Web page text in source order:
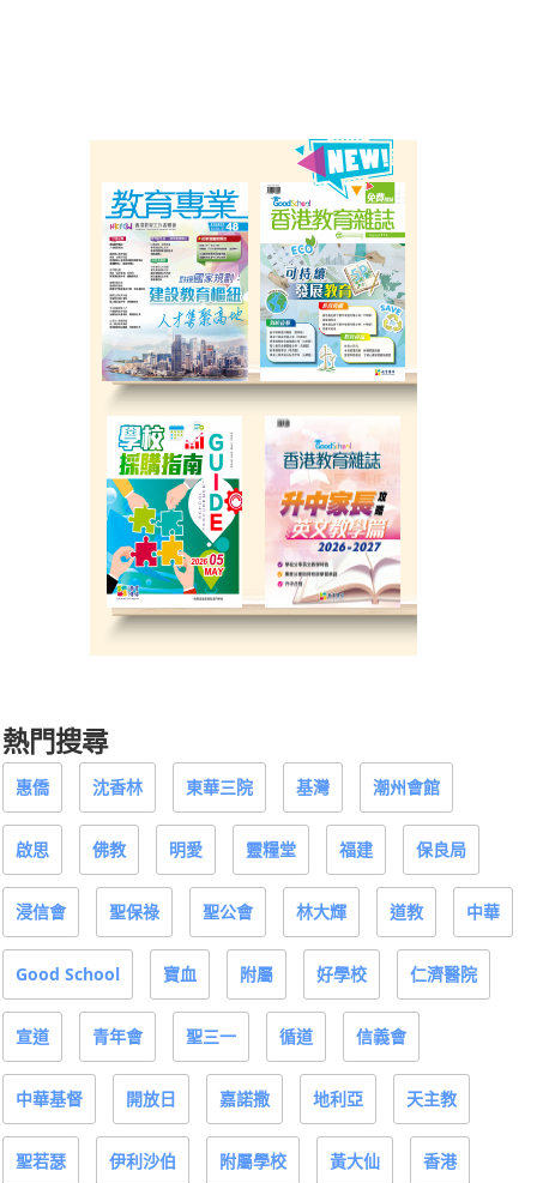
熱門搜尋
惠僑 沈香林 東華三院 基灣 潮州會館
啟思 佛教 明愛 靈糧堂 福建 保良局
浸信會 聖保祿 聖公會 林大輝 道教 中華
Good School 寶血 附屬 好學校 仁濟醫院
宣道 青年會 聖三一 循道 信義會
中華基督 開放日 嘉諾撒 地利亞 天主教
聖若瑟 伊利沙伯 附屬學校 黃大仙 香港